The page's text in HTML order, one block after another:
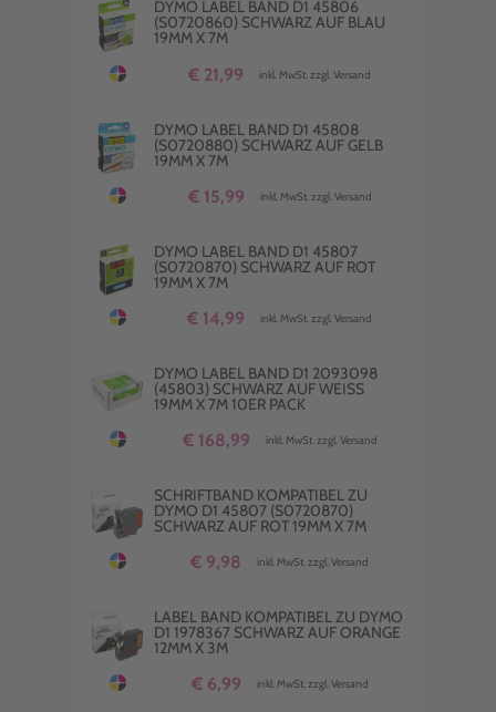
DYMO LABEL BAND D1 45806
(S0720860) SCHWARZ AUF BLAU
19MM X 7M
€ 21,99 inkl. MwSt. zzgl. Versand
DYMO LABEL BAND D1 45808
(S0720880) SCHWARZ AUF GELB
19MM X 7M
€ 15,99 inkl. MwSt. zzgl. Versand
DYMO LABEL BAND D1 45807
(S0720870) SCHWARZ AUF ROT
19MM X 7M
€ 14,99 inkl. MwSt. zzgl. Versand
DYMO LABEL BAND D1 2093098
(45803) SCHWARZ AUF WEISS 1
9MM X 7M 10ER PACK
€ 168,99 inkl. MwSt. zzgl. Versand
SCHRIFTBAND KOMPATIBEL ZU
DYMO D1 45807 (S0720870)
SCHWARZ AUF ROT 19MM X 7M
€ 9,98 inkl. MwSt. zzgl. Versand
LABEL BAND KOMPATIBEL ZU DYMO
D1 1978367 SCHWARZ AUF ORANGE
12MM X 3M
€ 6,99 inkl. MwSt. zzgl. Versand